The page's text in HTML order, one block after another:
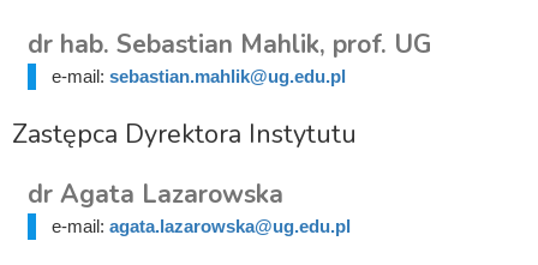
dr hab. Sebastian Mahlik, prof. UG
e-mail: sebastian.mahlik@ug.edu.pl
Zastępca Dyrektora Instytutu
dr Agata Lazarowska
e-mail: agata.lazarowska@ug.edu.pl